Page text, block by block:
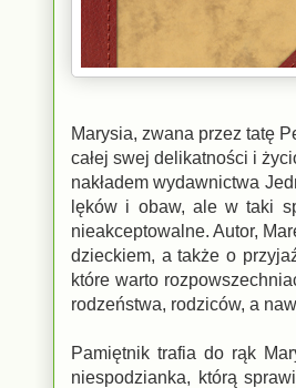
Marysia, zwana przez tatę
całej swej delikatności i
nakładem wydawnictwa
lęków i obaw, ale w taki
nieakceptowalne. Autor,
dzieckiem, a także o
które warto
rodzeństwa, rodziców, a
Pamiętnik trafia do rąk
niespodzianka, którą